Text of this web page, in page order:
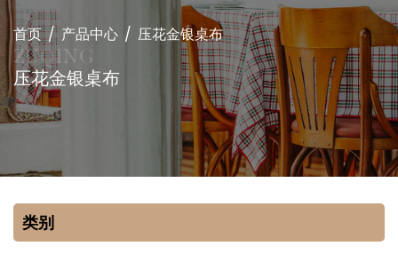
首页/ 产品中心 / 压花金银桌布
压花金银桌布
类别